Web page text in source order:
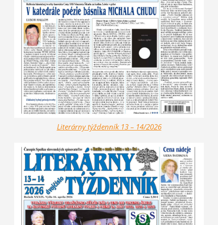
Literárny týždenník 13 – 14/2026